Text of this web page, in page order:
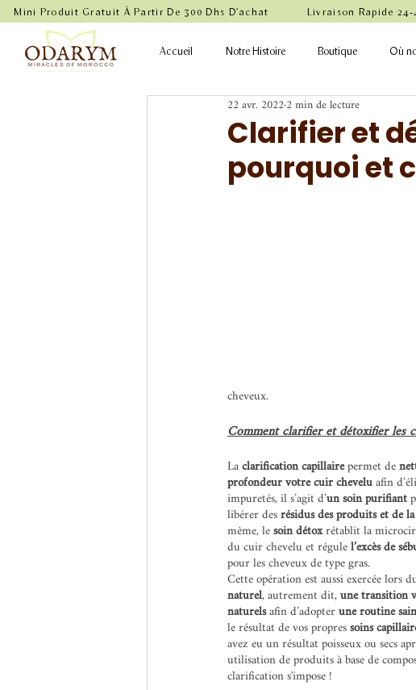
Mini Produit Gratuit À Partir De 300 Dhs D'achat           Livraison Rapide
Accueil Notre Histoire Boutique Où
Clarifier et
pourquoi et
22 avr. 20222 min de lecture
cheveux.
Comment clarifier et détoxifier les
La clarification capillaire permet de
profondeur votre cuir chevelu afin
impuretés, il s’agit d’un soin purifiant
libérerdes résidus des produits et de
même,le soin détox rétablit la
du cuir chevelu et régule l’excès de
pour les cheveux de type gras.
Cette opération est aussi exercée lors
naturel, autrement dit, une transition
naturels afin d’adopter une routine
le résultat de vos propres soins
avez eu un résultat poisseux ou secs
utilisation de produits à base de
clarification s'impose !